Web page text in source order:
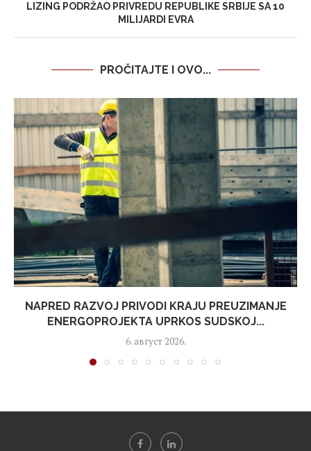
LIZING PODRŽAO PRIVREDU REPUBLIKE SRBIJE SA 10
MILIJARDI EVRA
PROČITAJTE I OVO...
NAPRED RAZVOJ PRIVODI KRAJU PREUZIMANJE
ENERGOPROJEKTA UPRKOS SUDSKOJ...
6. август 2026.